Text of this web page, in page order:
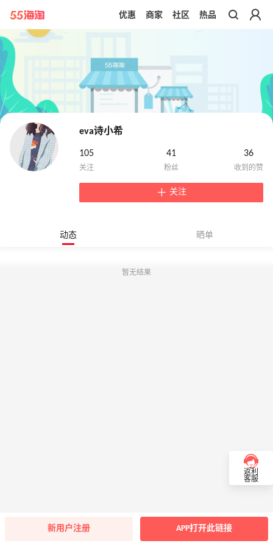
带你去官网买正品
优惠 商家 社区 热品
eva诗小希
105 41 36
关注
动态 晒单
暂无结果
返利
客服
新用户注册 APP打开此链接